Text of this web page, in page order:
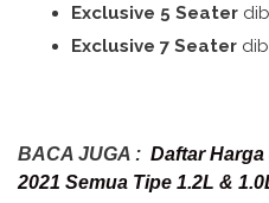
Exclusive 5 Seater
Exclusive 7 Seater
BACA JUGA : Daftar Harga
2021 Semua Tipe 1.2L &